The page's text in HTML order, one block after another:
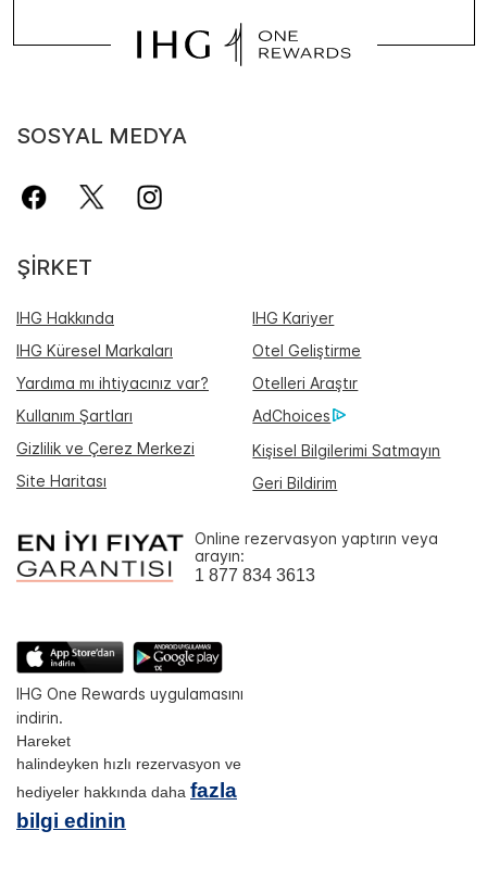
SOSYAL MEDYA
ŞIRKET
IHG Hakkında
IHG Kariyer
IHG Küresel Markaları
Otel Geliştirme
Yardıma mı ihtiyacınız var?
Otelleri Araştır
Kullanım Şartları
AdChoices
Gizlilik ve Çerez Merkezi
Kişisel Bilgilerimi Satmayın
Site Haritası
Geri Bildirim
Online rezervasyon yaptırın veya
arayın:
1 877 834 3613
IHG One Rewards uygulamasını
indirin.
Hareket
halindeyken hızlı rezervasyon ve
hediyeler hakkında daha fazla
bilgi edinin